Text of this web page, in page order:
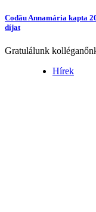
Codău Annamária kapta
díjat
Gratulálunk
Hírek